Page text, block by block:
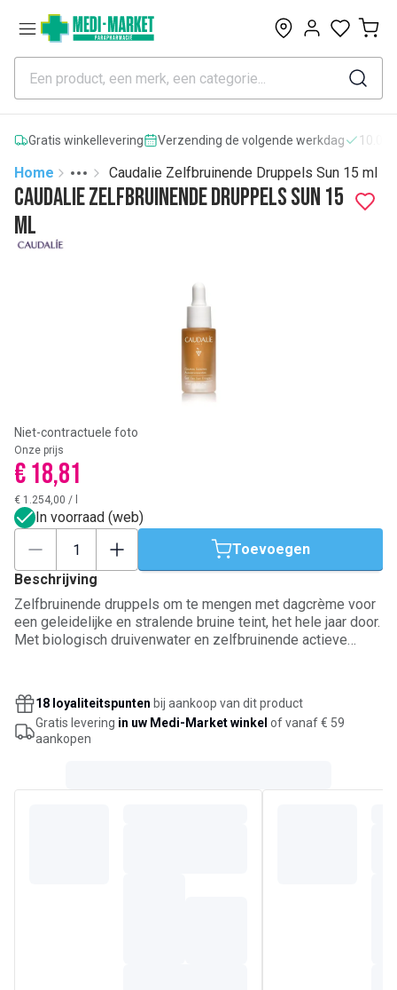
0
Gratis winkellevering Verzending de volgende werkdag
Home
More
Toggle menu
Caudalie Zelfbruinende Druppels Sun 15 ml
Caudalie Zelfbruinende Druppels Sun 15
ml
Niet-contractuele foto
Onze prijs
€ 18,81
€ 1.254,00 /
In voorraad (web)
Toevoegen
Beschrijving
Zelfbruinende druppels om te mengen met dagcrème voor
een geleidelijke en stralende bruine teint, het hele jaar door.
Met biologisch druivenwater en zelfbruinende actieve
18 loyaliteitspunten bij aankoop van dit product
Gratis levering in uw Medi-Market winkel of vanaf € 59
aankopen